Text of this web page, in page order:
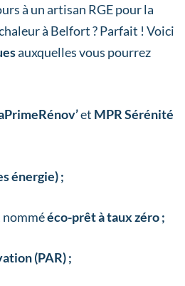
à un artisan RGE pour la
à Belfort ? Parfait ! Voici
auxquelles vous pourrez
et MPR Sérénité
énergie) ;
nommééco-prêt à taux zéro ;
(PAR) ;